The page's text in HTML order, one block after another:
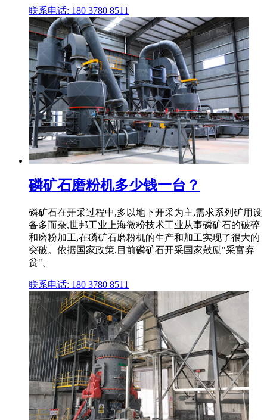
联系电话: 180 3780 8511
磷矿石磨粉机多少钱一台？
磷矿石在开采过程中,多以地下开采为主,需求系列矿用设
备多而杂,世邦工业上海微粉技术工业从事磷矿石的破碎
和磨粉加工,在磷矿石磨粉机的生产和加工实现了很大的
突破。依据国家政策,目前磷矿石开采国家鼓励"采富弃
贫"。
联系电话: 180 3780 8511